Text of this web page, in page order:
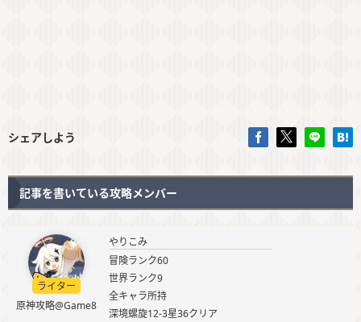
シェアしよう
記事を書いている攻略メンバー
ライター
原神攻略@Game8
やりこみ
冒険ランク60
世界ランク9
全キャラ所持
深境螺旋12-3星36クリア